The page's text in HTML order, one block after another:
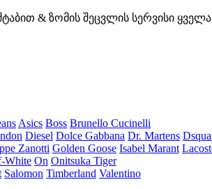
& ზომის შეცვლის სერვისი
Asics Boss Brunello Cucinelli
Diesel Dolce Gabbana Dr. Martens
Zanotti Golden Goose Isabel Marant
White On Onitsuka Tiger
Salomon Timberland Valentino